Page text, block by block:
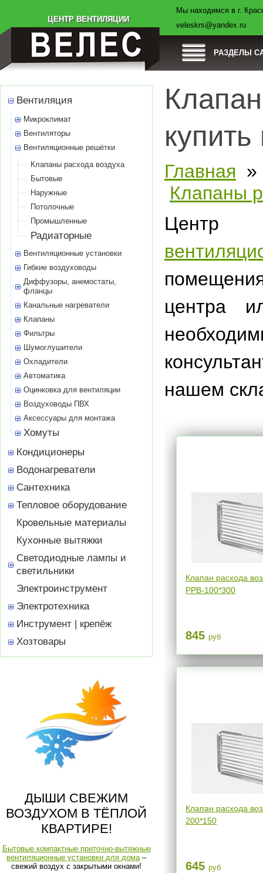
ЦЕНТР ВЕНТИЛЯЦИИ
Мы находимся в г.
veleskrs@yandex.ru
РАЗДЕЛЫ
Доставка
Вентиляция
Микроклимат
Вентиляторы
Вентиляционные решётки
Клапаны расхода воздуха
Бытовые
Наружные
Потолочные
Промышленные
Радиаторные
Вентиляционные установки
Гибкие воздуховоды
Диффузоры, анемостаты,
фланцы
Канальные нагреватели
Клапаны
Фильтры
Шумоглушители
Охладители
Автоматика
Оцинковка для вентиляции
Воздуховоды ПВХ
Аксессуары для монтажа
Хомуты
Кондиционеры
Водонагреватели
Сантехника
Тепловое оборудование
Кровельные материалы
Кухонные вытяжки
Светодиодные лампы и
светильники
Электроинструмент
Электротехника
Инструмент | крепёж
Хозтовары
ДЫШИ СВЕЖИМ
ВОЗДУХОМ В ТЁПЛОЙ
КВАРТИРЕ!
Бытовые компактные приточно-вытяжные
вентиляционные установки для дома–
свежий воздух с закрытыми окнами!
Главная
Клапаны
Центр
центра
нашем
Клапан расхода
РРВ-100*300
845 руб
Клапан расхода
200*150
645 руб